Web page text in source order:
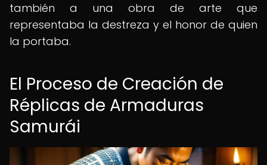
también a una obra de arte que
representaba la destreza y el honor de quien
la portaba.
El Proceso de Creación de
Réplicas de Armaduras
Samurái